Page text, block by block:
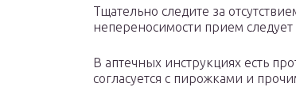
Тщательно следите за
непереносимости прием
В аптечных инструкциях есть
согласуется с пирожками и